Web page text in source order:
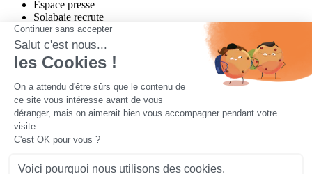
Espace presse
Solabaie recrute
Charte de modération Twitter
Charte de modération Facebook
un projet neuf ou en rénovation ?
Quel que soit votre projet, Solabaie vous propose des produits sur-
mesure, performants et esthétiques. Nos nombreux installateurs
partout en France étudient votre projet, vous conseillent, et vous
proposent des solutions adaptées à votre habitat et à vos besoins.
Contactez-nous pour tous vos projets
Mentions légales